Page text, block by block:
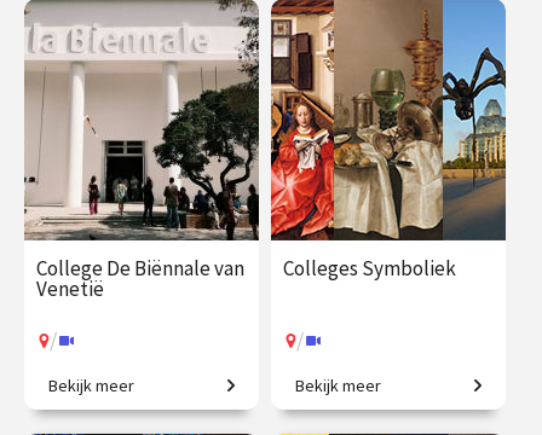
vogelvlucht.
€ 345.00
vanaf 21
sep.
Op locatie of online
€ 65.00 / €
90.00
vanaf 13
aug.
/ Op locatie of online
College De Biënnale van
Venetië
/
Een geweldig aanbod aan
hedendaagse kunst.
Bekijk meer
Colleges Symboliek
/
Beeldbetekenis in de kunst.
Bekijk meer